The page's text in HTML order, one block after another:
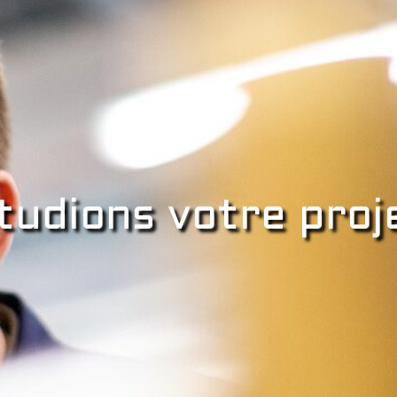
votre